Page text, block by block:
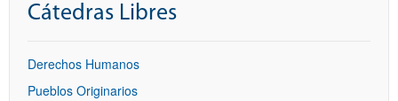
Cátedras Libres
Derechos Humanos
Pueblos Originarios